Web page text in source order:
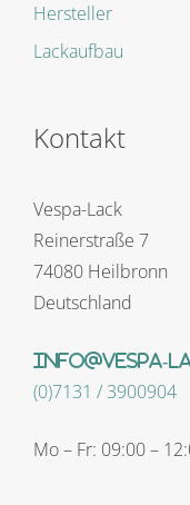
Hersteller
Lackaufbau
Kontakt
Vespa-Lack
Reinerstraße 7
74080 Heilbronn
Deutschland
info@vespa-
(0)7131 / 3900904
Mo – Fr: 09:00 –